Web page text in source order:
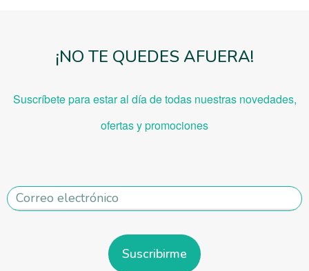
¡NO TE QUEDES AFUERA!
Suscríbete para estar al día de todas nuestras novedades,
ofertas y promociones
Suscribirme